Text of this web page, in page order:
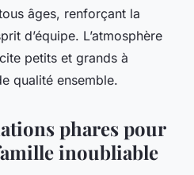
âges, renforçant la
d’équipe. L’atmosphère
petits et grands à
qualité ensemble.
phares pour
inoubliable